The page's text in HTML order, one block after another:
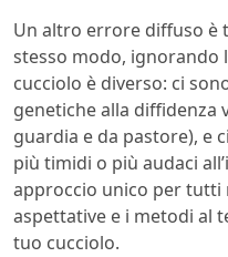
Un altro errore diffuso è
stesso modo, ignorando
cucciolo è diverso: ci
genetiche alla diffidenza
guardia e da pastore), e
più timidi o più audaci
approccio unico per tutti
aspettative e i metodi al
tuo cucciolo.